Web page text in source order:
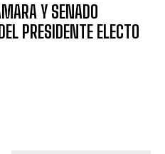
Y SENADO
PRESIDENTE ELECTO